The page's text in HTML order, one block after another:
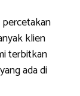
klien
terbitkan
ada di